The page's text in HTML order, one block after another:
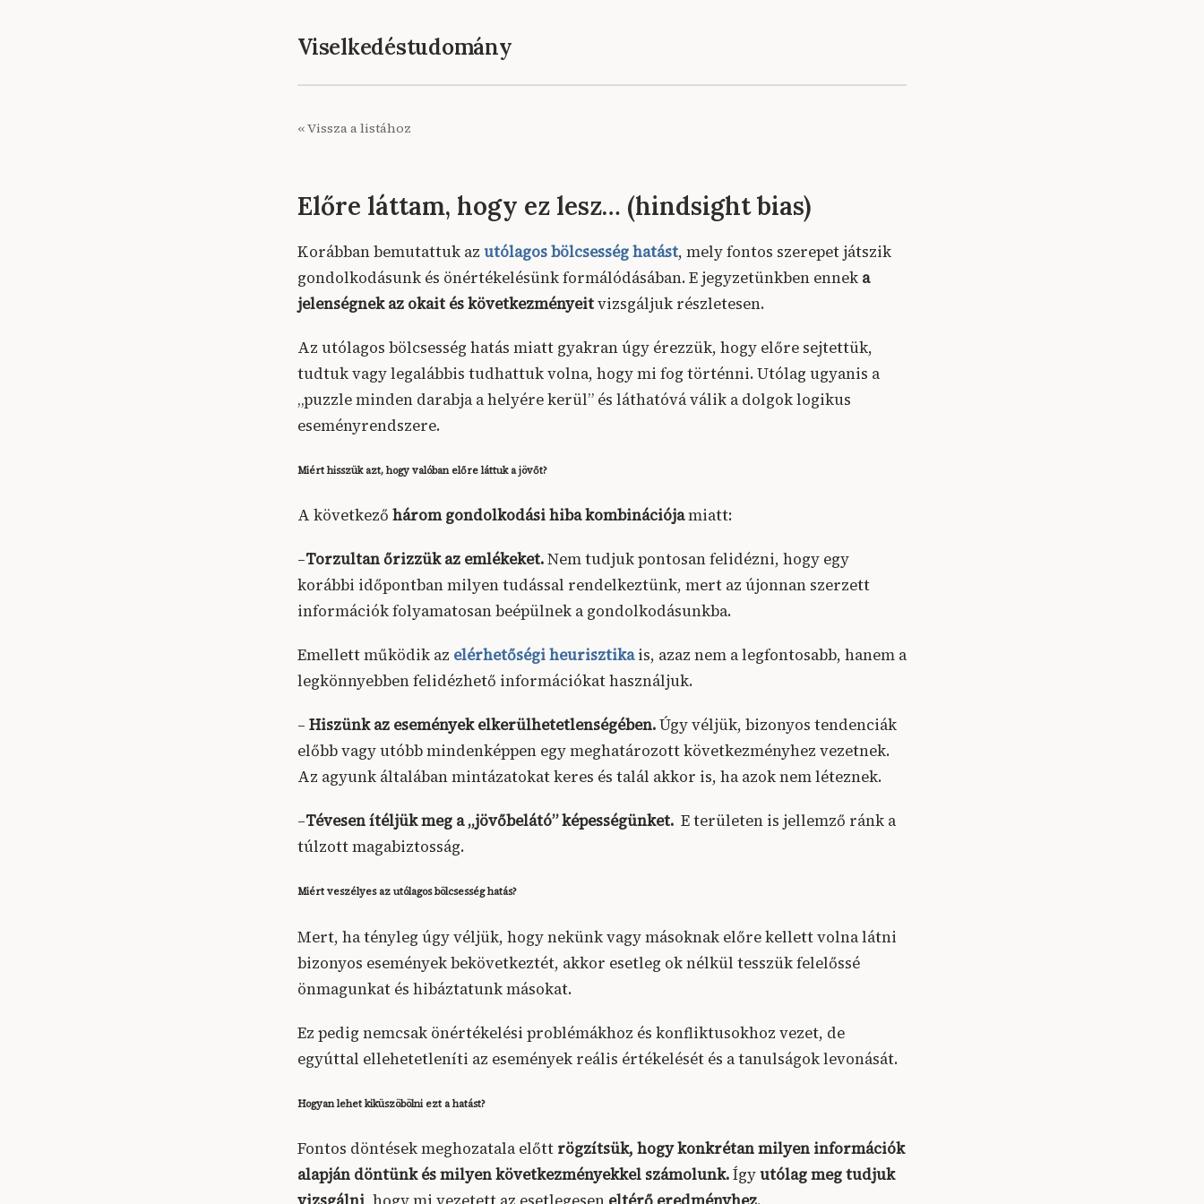
Viselkedéstudomány
« Vissza a listához
Előre láttam, hogy ez lesz… (hindsight bias)
Korábban bemutattuk az utólagos bölcsesség hatást, mely fontos szerepet játszik
gondolkodásunk és önértékelésünk formálódásában. E jegyzetünkben ennek a
jelenségnek az okait és következményeitvizsgáljuk részletesen.
Az utólagos bölcsesség hatás miatt gyakran úgy érezzük, hogy előre sejtettük,
tudtuk vagy legalábbis tudhattuk volna, hogy mi fog történni. Utólag ugyanis a
„puzzle minden darabja a helyére kerül” és láthatóvá válik a dolgok logikus
eseményrendszere.
Miért hisszük azt, hogy valóban előre láttuk a jövőt?
A következő három gondolkodási hiba kombinációjamiatt:
–Torzultan őrizzük az emlékeket.Nem tudjuk pontosan felidézni, hogy egy
korábbi időpontban milyen tudással rendelkeztünk, mert az újonnan szerzett
információk folyamatosan beépülnek a gondolkodásunkba.
Emellett működik az elérhetőségi heurisztikais, azaz nem a legfontosabb, hanem a
legkönnyebben felidézhető információkat használjuk.
– Hiszünk az események elkerülhetetlenségében.Úgy véljük, bizonyos tendenciák
előbb vagy utóbb mindenképpen egy meghatározott következményhez vezetnek.
Az agyunk általában mintázatokat keres és talál akkor is, ha azok nem léteznek.
–Tévesen ítéljük meg a „jövőbelátó” képességünket. E területen is jellemző ránk a
túlzott magabiztosság.
Miért veszélyes az utólagos bölcsesség hatás?
Mert, ha tényleg úgy véljük, hogy nekünk vagy másoknak előre kellett volna látni
bizonyos események bekövetkeztét, akkor esetleg ok nélkül tesszük felelőssé
önmagunkat és hibáztatunk másokat.
Ez pedig nemcsak önértékelési problémákhoz és konfliktusokhoz vezet, de
egyúttal ellehetetleníti az események reális értékelését és a tanulságok levonását.
Hogyan lehet kiküszöbölni ezt a hatást?
Fontos döntések meghozatala előtt rögzítsük, hogy konkrétan milyen információk
alapján döntünk és milyen következményekkel számolunk.Ígyutólag meg tudjuk